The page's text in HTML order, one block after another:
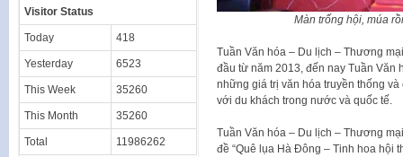
Màn trống hội, múa
Tuần Văn hóa – Du lịch – Thương
đầu từ năm 2013, đến nay Tuần Văn
những giá trị văn hóa truyền thống
với du khách trong nước và quốc tế.
Tuần Văn hóa – Du lịch – Thương
đề “Quê lụa Hà Đông – Tinh hoa hội
Visitor Status
Today 418
Yesterday 6523
This Week 35260
This Month 35260
Total 11986262